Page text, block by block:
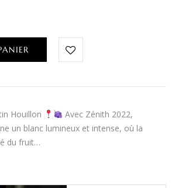
Houillon
Avec Zénith 2022,
un blanc lumineux et intense, où la
du fruit…